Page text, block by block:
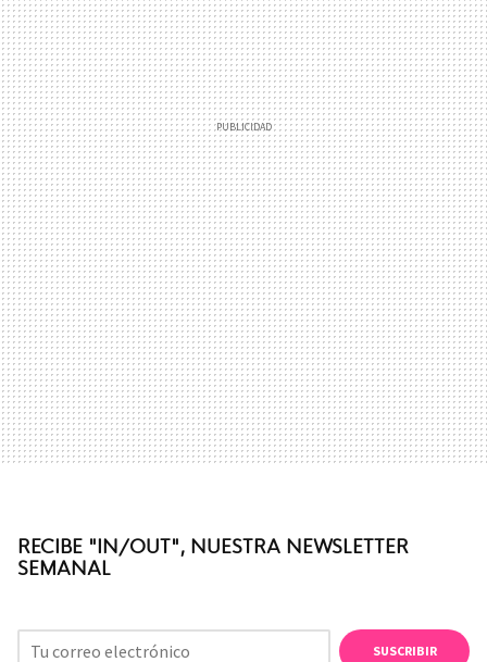
RECIBE "IN/OUT", NUESTRA NEWSLETTER
SEMANAL
SUSCRIBIR